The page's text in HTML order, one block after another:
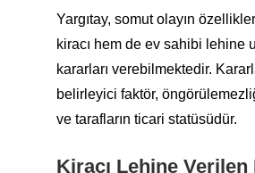
Yargıtay, somut olayın
kiracı hem de ev sahibi lehine
kararları verebilmektedir.
belirleyici faktör,
ve tarafların ticari statüsüdür.
Kiracı Lehine